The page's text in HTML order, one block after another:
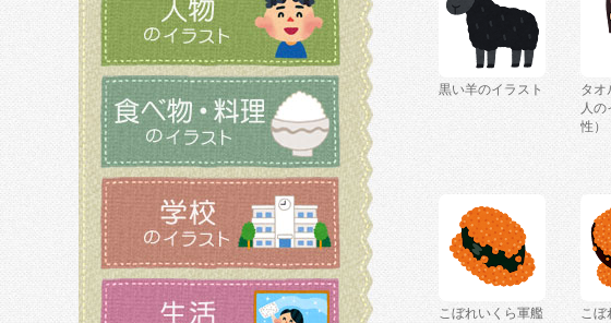
黒い羊のイラスト
タオ
人の
性）
こぼれいくら軍艦
こぼ